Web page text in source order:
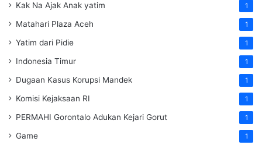
Kak Na Ajak Anak yatim 1
Matahari Plaza Aceh 1
Yatim dari Pidie 1
Indonesia Timur 1
Dugaan Kasus Korupsi Mandek 1
Komisi Kejaksaan RI 1
PERMAHI Gorontalo Adukan Kejari Gorut 1
Game 1